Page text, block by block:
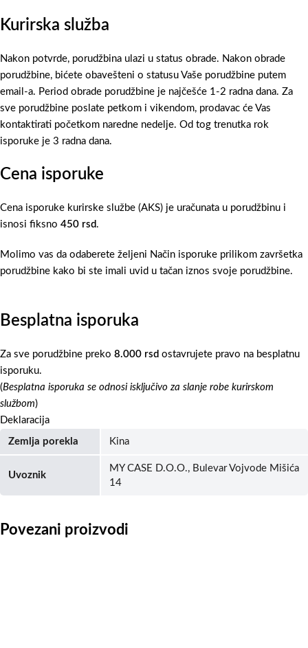
Kurirska služba
Nakon potvrde, porudžbina ulazi u status obrade. Nakon obrade
porudžbine, bićete obavešteni o statusu Vaše porudžbine putem
email-a. Period obrade porudžbine je najčešće 1-2 radna dana. Za
sve porudžbine poslate petkom i vikendom, prodavac će Vas
kontaktirati početkom naredne nedelje. Od tog trenutka rok
isporuke je 3 radna dana.
Cena isporuke
Cena isporuke kurirske službe (AKS) je uračunata u porudžbinu i
isnosi fiksno 450 rsd .
Molimo vas da odaberete željeni Način isporuke prilikom završetka
porudžbine kako bi ste imali uvid u tačan iznos svoje porudžbine.
Besplatna isporuka
Za sve porudžbine preko 8.000 rsd ostavrujete pravo na besplatnu
isporuku.
(Besplatna isporuka se odnosi isključivo za slanje robe kurirskom
službom)
Deklaracija
Zemlja porekla Kina
Uvoznik
MY CASE D.O.O., Bulevar Vojvode Mišića
14
Povezani proizvodi